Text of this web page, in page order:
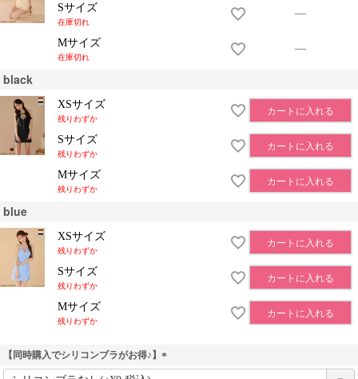
Sサイズ
在庫切れ
—
Mサイズ
在庫切れ
—
black
XSサイズ
残りわずか
カートに入れる
Sサイズ
残りわずか
カートに入れる
Mサイズ
残りわずか
カートに入れる
blue
XSサイズ
残りわずか
カートに入れる
Sサイズ
残りわずか
カートに入れる
Mサイズ
残りわずか
カートに入れる
【同時購入でシリコンブラがお得♪】
(